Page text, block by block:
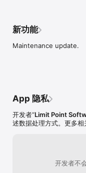
新功能
Maintenance update.
App 隐私
开发者“Limit Point
述数据处理方式。更多相
开发者不